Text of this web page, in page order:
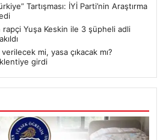
Tartışması: İYİ Parti’nin Araştırma
Yuşa Keskin ile 3 şüpheli adli
mi, yasa çıkacak mı?
girdi